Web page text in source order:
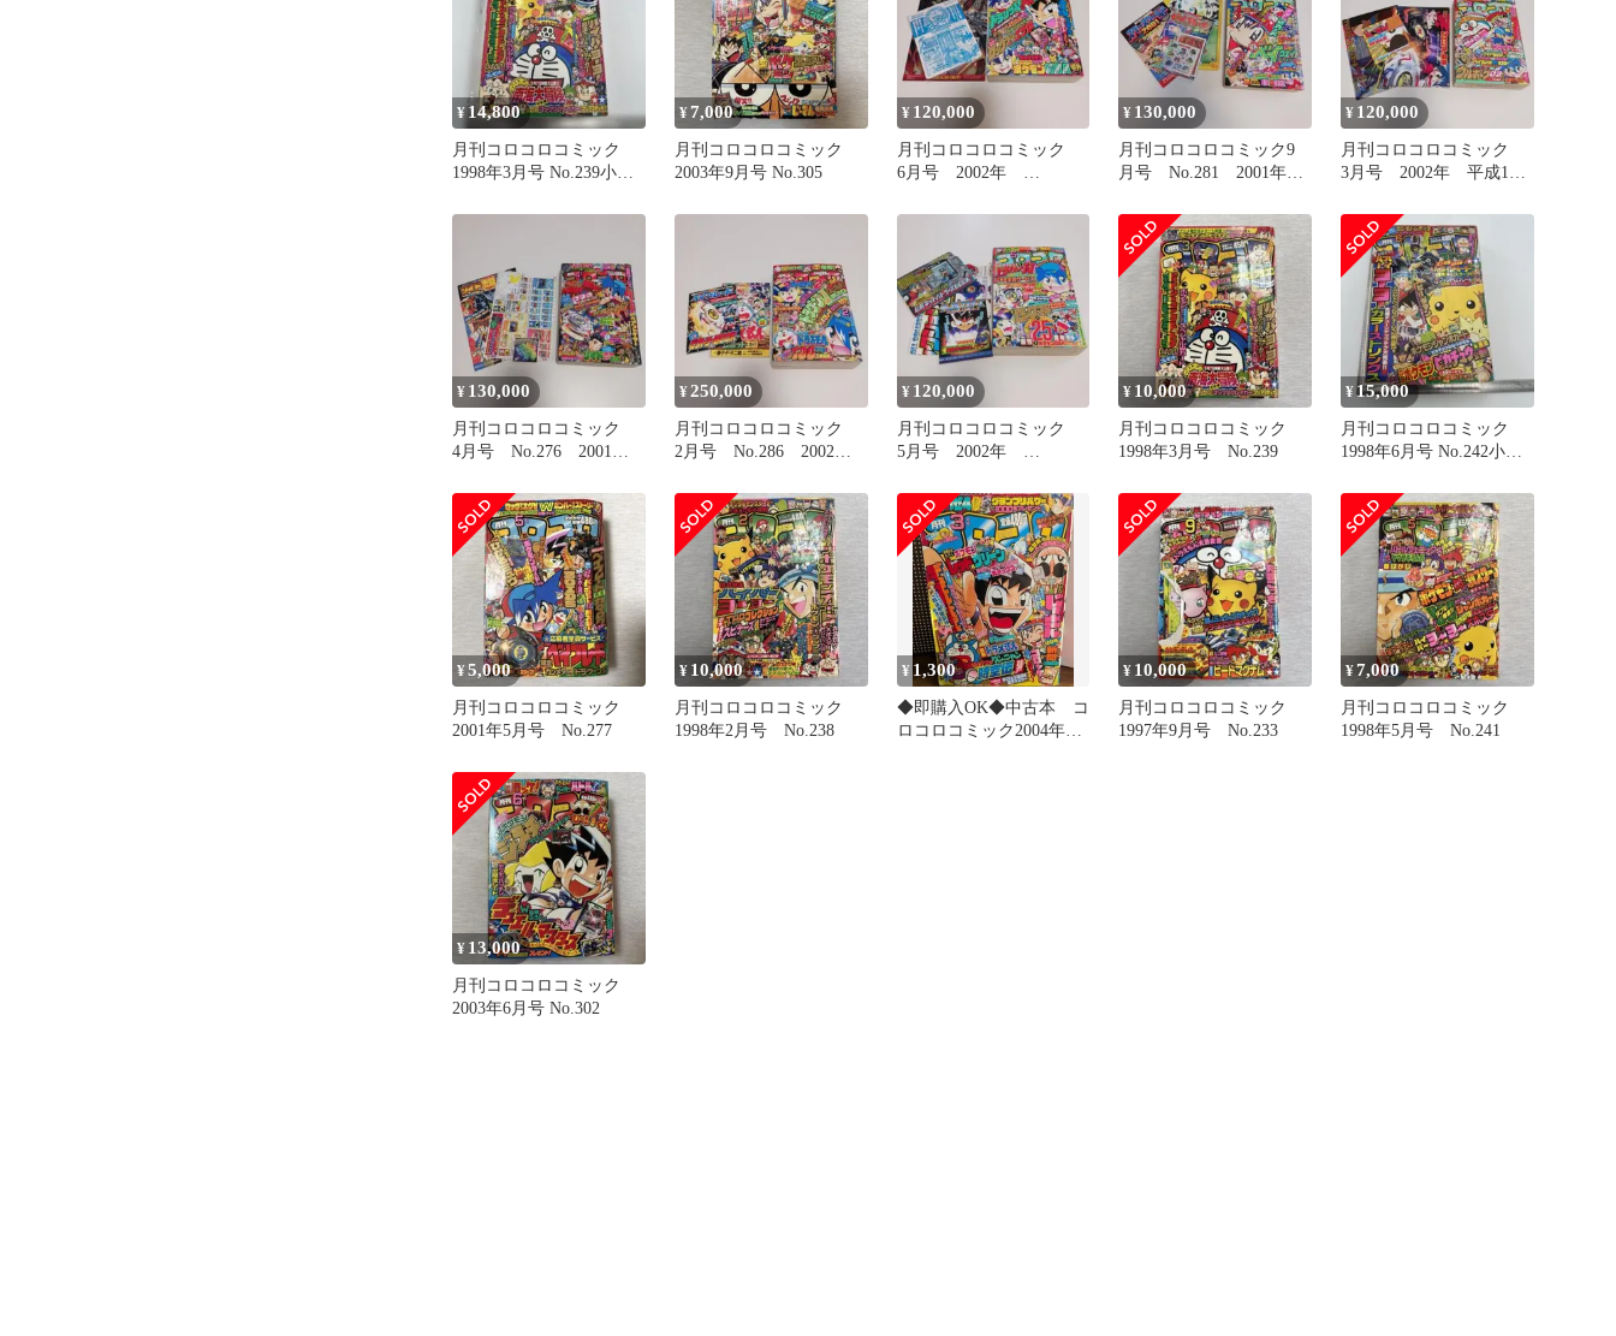
¥14,800
月刊コロコロコミック
1998年3月号 No.239小学
¥ 7,000
月刊コロコロコミック
2003年9月号 No.305
¥ 120,000
月刊コロコロコミック
6月号 2002年
少 レア
¥ 130,000
月刊コロコロコミック9
月号 No.281 2001年
¥ 120,000
月刊コロコロコミック
3月号 2002年 平成14
¥ 130,000
月刊コロコロコミック
4月号 No.276 2001
ア
¥250,000
月刊コロコロコミック
2月号 No.286 2002
¥ 120,000
月刊コロコロコミック
5月号 2002年
少 レア
¥ 10,000
月刊コロコロコミック
1998年3月号 No.239
¥15,000
月刊コロコロコミック
1998年6月号 No.242小学
¥5,000
月刊コロコロコミック
2001年5月号 No.277
¥ 10,000
月刊コロコロコミック
1998年2月号 No.238
¥ 1,300
◆即購入OK◆中古本 コ
ロコロコミック2004年3
¥ 10,000
月刊コロコロコミック
1997年9月号 No.233
¥7,000
月刊コロコロコミック
1998年5月号 No.241
¥ 13,000
月刊コロコロコミック
2003年6月号 No.302